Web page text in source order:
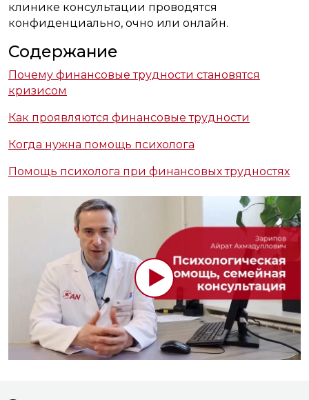
клинике консультации проводятся
конфиденциально, очно или онлайн.
Содержание
Почему финансовые трудности становятся
кризисом
Как проявляются финансовые трудности
Когда нужна помощь психолога
Помощь психолога при финансовых трудностях